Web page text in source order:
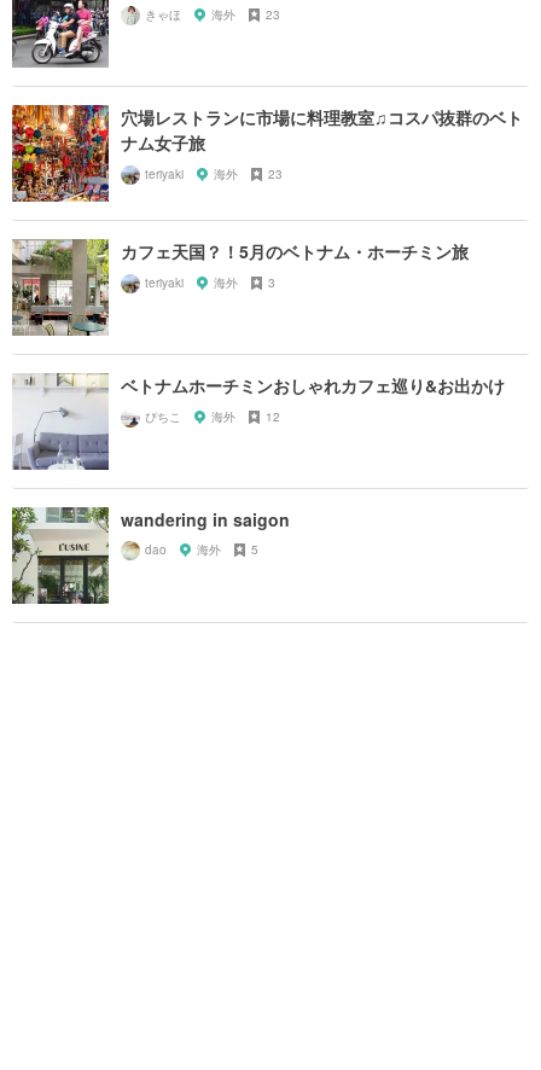
きゃほ 海外 23
穴場レストランに市場に料理教室♫コスパ抜群のベト
ナム女子旅
teriyaki 海外 23
カフェ天国？！5月のベトナム・ホーチミン旅
teriyaki 海外 3
ベトナムホーチミンおしゃれカフェ巡り&お出かけ
ぴちこ 海外 12
wandering in saigon
dao 海外 5